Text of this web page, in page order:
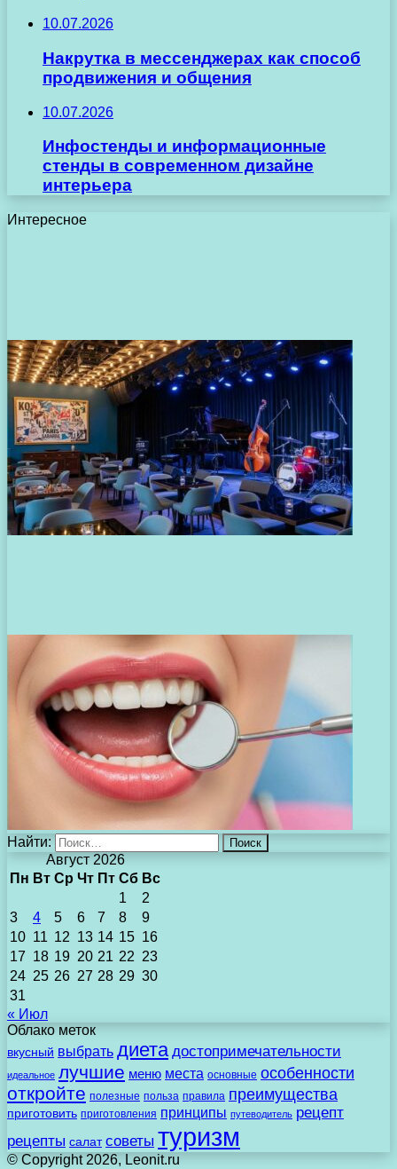
10.07.2026
Накрутка в мессенджерах как способ
продвижения и общения
10.07.2026
Инфостенды и информационные
стенды в современном дизайне
интерьера
Интересное
Найти:
Август 2026
Пн Вт Ср Чт Пт Сб Вс
1
2
3
4 5 6 7 8
9
10 11 12 13 14 15 16
17 18 19 20 21 22 23
24 25 26 27 28 29 30
31
« Июл
Облако меток
вкусный выбрать диета достопримечательности
идеальное лучшие меню места основные особенности
откройте полезные польза правила преимущества
приготовить приготовления принципы путеводитель рецепт
рецепты салат советы туризм
© Copyright 2026, Leonit.ru